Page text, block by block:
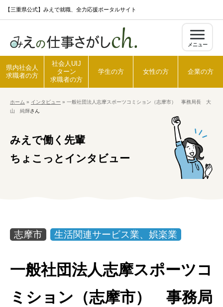
k
c
【三重県公式】みえで就職、全力応援ポータルサイト
メニュー
県内社会人求職者の方
女性の方
企業の方
イベントカレンダー
県内社会人
求職者の方
社会人UIJ
ターン
求職者の方
学生の方 女性の方 企業の方
ホーム » インタビュー » 一般社団法人志摩スポーツコミション（志摩市） 事務局長 大
山 純輝さん
みえで働く先輩
ちょこっとインタビュー
志摩市 生活関連サービス業、娯楽業
一般社団法人志摩スポーツコ
ミション（志摩市） 事務局